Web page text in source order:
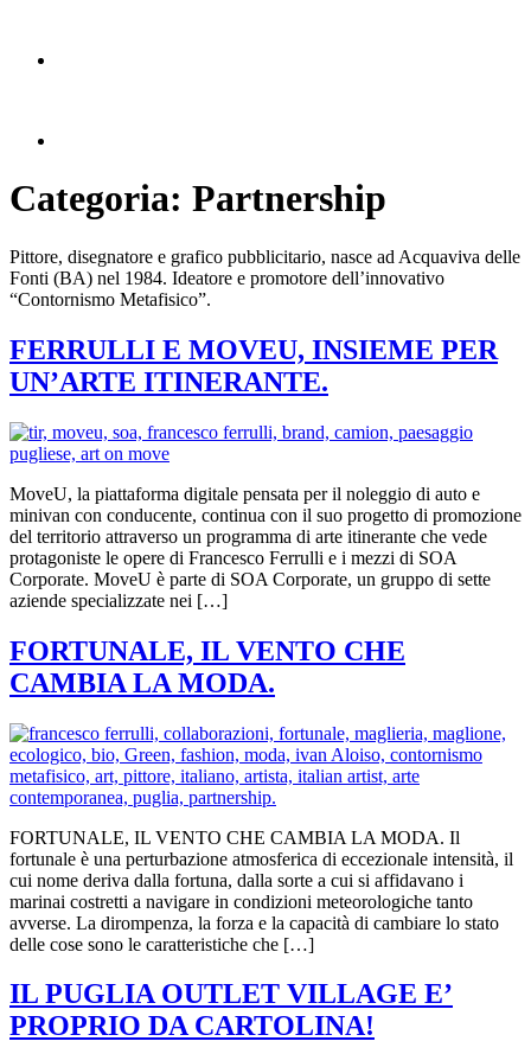
Categoria: Partnership
Pittore, disegnatore e grafico pubblicitario, nasce ad Acquaviva delle
Fonti (BA) nel 1984. Ideatore e promotore dell’innovativo
“Contornismo Metafisico”.
FERRULLI E MOVEU, INSIEME PER
UN’ARTE ITINERANTE.
MoveU, la piattaforma digitale pensata per il noleggio di auto e
minivan con conducente, continua con il suo progetto di promozione
del territorio attraverso un programma di arte itinerante che vede
protagoniste le opere di Francesco Ferrulli e i mezzi di SOA
Corporate. MoveU è parte di SOA Corporate, un gruppo di sette
aziende specializzate nei […]
FORTUNALE, IL VENTO CHE
CAMBIA LA MODA.
FORTUNALE, IL VENTO CHE CAMBIA LA MODA. Il
fortunale è una perturbazione atmosferica di eccezionale intensità, il
cui nome deriva dalla fortuna, dalla sorte a cui si affidavano i
marinai costretti a navigare in condizioni meteorologiche tanto
avverse. La dirompenza, la forza e la capacità di cambiare lo stato
delle cose sono le caratteristiche che […]
IL PUGLIA OUTLET VILLAGE E’
PROPRIO DA CARTOLINA!